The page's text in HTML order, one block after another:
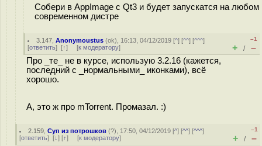
Собери в AppImage с Qt3 и будет запускатся на любом
современном дистре
3.147 ,Anonymoustus (ok), 16:13, 04/12/2019 [^] [^^] [^^^]
[ответить] [↑] [к модератору]
–1
+ / –
Про _те_ не в курсе, использую 3.2.16 (кажется,
последний с _нормальными_ иконками), всё
хорошо.
А, это ж про mTorrent. Промазал. :)
2.159 ,Суп из потрошков (?), 17:50, 04/12/2019 [^] [^^] [^^^]
[ответить] [↓] [↑] [к модератору]
–1
+ / –